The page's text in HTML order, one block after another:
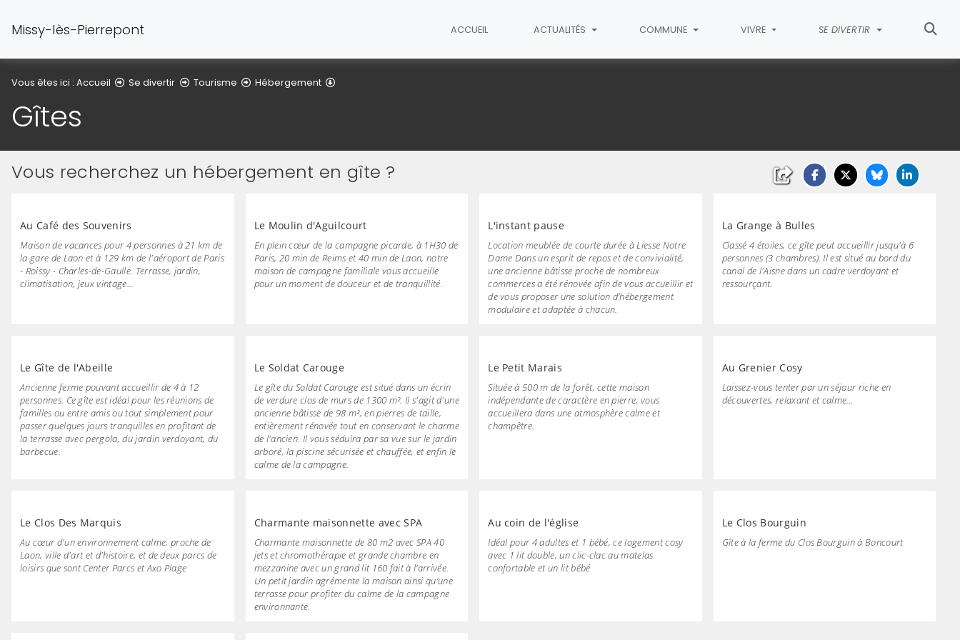
Missy-lès-Pierrepont ACCUEIL ACTUALITÉS COMMUNE VIVRE SE DIVERTIR
Vous êtes ici : Accueil Se divertir Tourisme Hébergement
Gîtes
Vous recherchez un hébergement en gîte ?
Au Café des Souvenirs
Maison de vacances pour 4 personnes à 21 km de
la gare de Laon et à 129 km de l'aéroport de Paris
- Roissy - Charles-de-Gaulle. Terrasse, jardin,
climatisation, jeux vintage...
Le Moulin d'Aguilcourt
En plein cœur de la campagne picarde, à 1H30 de
Paris, 20 min de Reims et 40 min de Laon, notre
maison de campagne familiale vous accueille
pour un moment de douceur et de tranquillité.
L'instant pause
Location meublée de courte durée à Liesse Notre
Dame Dans un esprit de repos et de convivialité,
une ancienne bâtisse proche de nombreux
commerces a été rénovée afin de vous accueillir et
de vous proposer une solution d’hébergement
modulaire et adaptée à chacun.
La Grange à Bulles
Classé 4 étoiles, ce gîte peut accueillir jusqu'à 6
personnes (3 chambres). Il est situé au bord du
canal de l'Aisne dans un cadre verdoyant et
ressourçant.
Le Gîte de l'Abeille
Ancienne ferme pouvant accueillir de 4 à 12
personnes. Ce gîte est idéal pour les réunions de
familles ou entre amis ou tout simplement pour
passer quelques jours tranquilles en profitant de
la terrasse avec pergola, du jardin verdoyant, du
barbecue.
Le Soldat Carouge
Le gîte du Soldat Carouge est situé dans un écrin
de verdure clos de murs de 1300 m². Il s'agit d'une
ancienne bâtisse de 98 m², en pierres de taille,
entièrement rénovée tout en conservant le charme
de l'ancien. Il vous séduira par sa vue sur le jardin
arboré, la piscine sécurisée et chauffée, et enfin le
calme de la campagne.
Le Petit Marais
Située à 500 m de la forêt, cette maison
indépendante de caractère en pierre, vous
accueillera dans une atmosphère calme et
champêtre.
Au Grenier Cosy
Laissez-vous tenter par un séjour riche en
découvertes, relaxant et calme…
Le Clos Des Marquis
Au cœur d'un environnement calme, proche de
Laon, ville d'art et d'histoire, et de deux parcs de
loisirs que sont Center Parcs et Axo Plage
Charmante maisonnette avec SPA
Charmante maisonnette de 80 m2 avec SPA 40
jets et chromothérapie et grande chambre en
mezzanine avec un grand lit 160 fait à l’arrivée.
Un petit jardin agrémente la maison ainsi qu’une
terrasse pour profiter du calme de la campagne
environnante.
Au coin de l'église
Idéal pour 4 adultes et 1 bébé, ce logement cosy
avec 1 lit double, un clic-clac au matelas
confortable et un lit bébé
Le Clos Bourguin
Gîte à la ferme du Clos Bourguin à Boncourt